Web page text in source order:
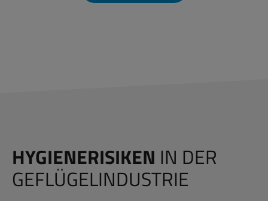
HYGIENERISIKEN IN DER
GEFLÜGELINDUSTRIE